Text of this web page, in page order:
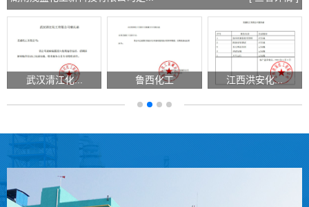
武汉清江化... 鲁西化工 江西洪安化...